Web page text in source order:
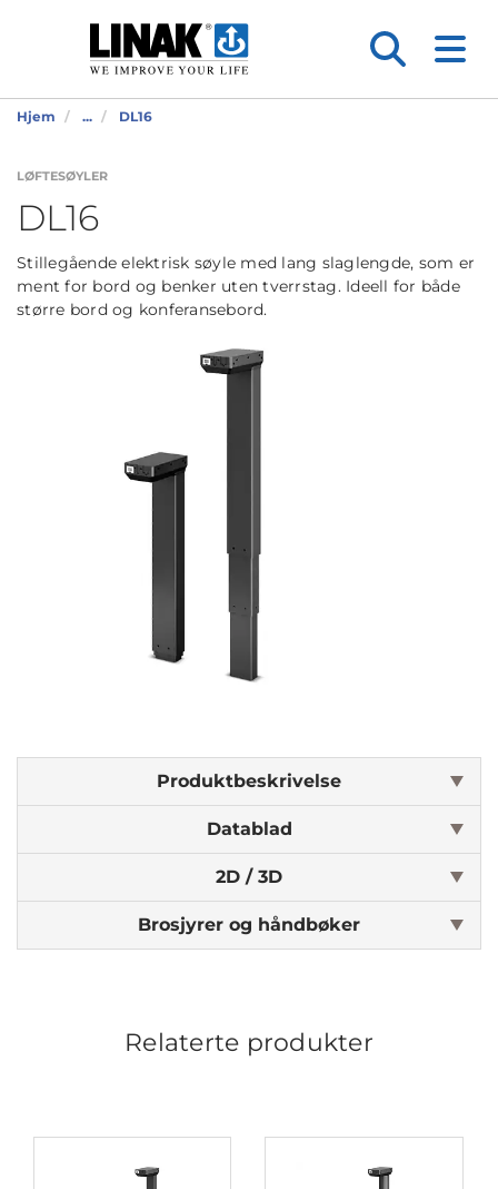
Hjem ... DL16
LØFTESØYLER
DL16
Stillegående elektrisk søyle med lang slaglengde, som er
ment for bord og benker uten tverrstag. Ideell for både
større bord og konferansebord.
Produktbeskrivelse
Datablad
2D / 3D
Brosjyrer og håndbøker
Relaterte produkter